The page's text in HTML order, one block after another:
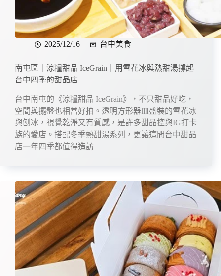
2025/12/16 台中美食
南屯區｜涼糧甜品 IceGrain｜用雪花冰與熱甜湯撐起
台中四季的甜品店
台中南屯的《涼糧甜品 IceGrain》，不只甜品好吃，
空間與擺盤也相當好拍。透明方形器皿盛裝的雪花冰
與刨冰，視覺乾淨又有質感，是許多甜品控與IG打卡
族的愛店。搭配冬季熱甜湯系列，更讓這間台中甜品
店一年四季都值得造訪